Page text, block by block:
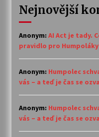
Nejnovější
Anonym: AI Act je tady.
pravidlo pro
Anonym: Humpolec
vás – a teď je čas se
Anonym: Humpolec
vás – a teď je čas se